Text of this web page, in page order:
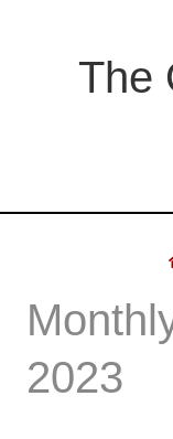
The
2023